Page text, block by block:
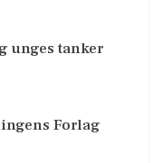
unges tanker
Forlag